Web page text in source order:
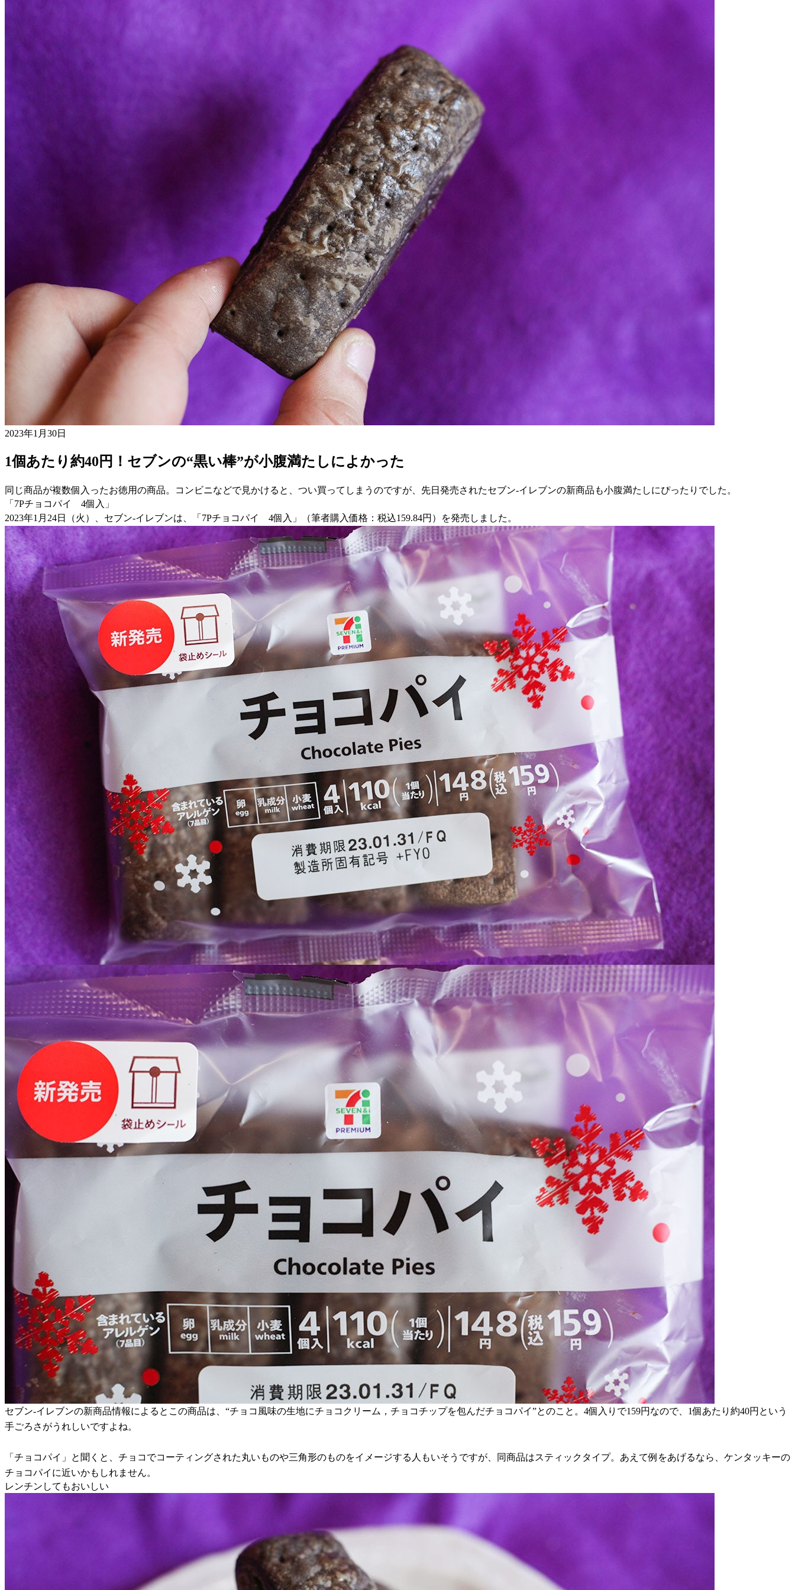
2023年1月30日
1個あたり約40円！セブンの“黒い棒”が小腹満たしによかった
同じ商品が複数個入ったお徳用の商品。コンビニなどで見かけると、つい買ってしまうのですが、先日発売されたセブン-イレブンの新商品も小腹満たしにぴったりでした。
「7Pチョコパイ 4個入」
2023年1月24日（火）、セブン-イレブンは、「7Pチョコパイ 4個入」（筆者購入価格：税込159.84円）を発売しました。
セブン-イレブンの新商品情報によるとこの商品は、“チョコ風味の生地にチョコクリーム，チョコチップを包んだチョコパイ”とのこと。4個入りで159円なので、1個あたり約40円という
手ごろさがうれしいですよね。
「チョコパイ」と聞くと、チョコでコーティングされた丸いものや三角形のものをイメージする人もいそうですが、同商品はスティックタイプ。あえて例をあげるなら、ケンタッキーの
チョコパイに近いかもしれません。
レンチンしてもおいしい